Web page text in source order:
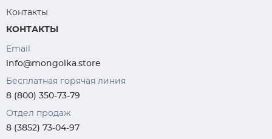
Контакты
КОНТАКТЫ
Email
info@mongolka.store
Бесплатная горячая линия
8 (800) 350-73-79
Отдел продаж
8 (3852) 73-04-97